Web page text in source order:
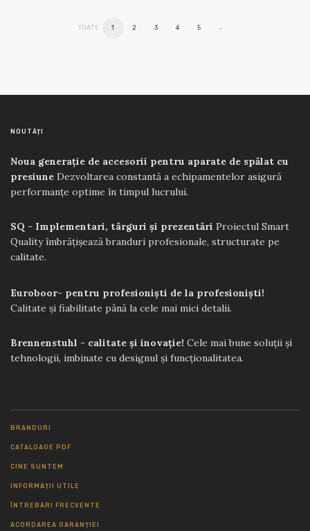
TOATE 1 2 3 4 5 →
NOUTĂȚI
Noua generație de accesorii pentru aparate de spălat cu
presiune Dezvoltarea constantă a echipamentelor asigură
performanțe optime în timpul lucrului.
SQ - Implementari, târguri și prezentări Proiectul Smart
Quality îmbrățișează branduri profesionale, structurate pe
calitate.
Euroboor- pentru profesioniști de la profesioniști!
Calitate și fiabilitate până la cele mai mici detalii.
Brennenstuhl - calitate și inovație! Cele mai bune soluții și
tehnologii, imbinate cu designul și funcționalitatea.
BRANDURI
CATALOAGE PDF
CINE SUNTEM
INFORMAȚII UTILE
ÎNTREBĂRI FRECVENTE
ACORDAREA GARANȚIEI